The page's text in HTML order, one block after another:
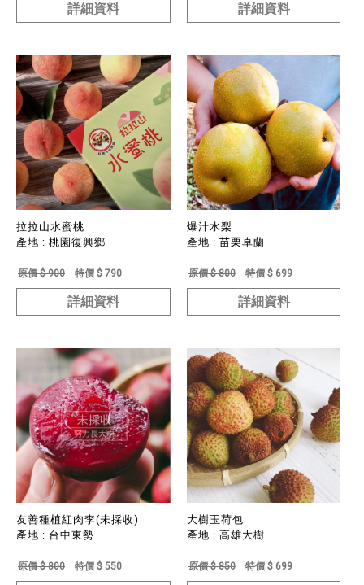
詳細資料 詳細資料
拉拉山水蜜桃
產地 : 桃園復興鄉
原價 $ 900 特價 $ 790
詳細資料
爆汁水梨
產地 : 苗栗卓蘭
原價 $ 800 特價 $ 699
詳細資料
友善種植紅肉李(未採收)
產地 : 台中東勢
原價 $ 800 特價 $ 550
大樹玉荷包
產地 : 高雄大樹
原價 $ 850 特價 $ 699